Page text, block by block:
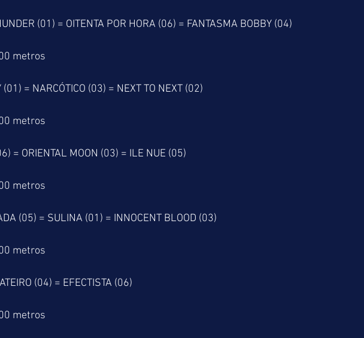
(01) = OITENTA POR HORA (06) = FANTASMA BOBBY (04)
metros
(01) = NARCÓTICO (03) = NEXT TO NEXT (02)
metros
= ORIENTAL MOON (03) = ILE NUE (05)
metros
(05) = SULINA (01) = INNOCENT BLOOD (03)
metros
(04) = EFECTISTA (06)
metros